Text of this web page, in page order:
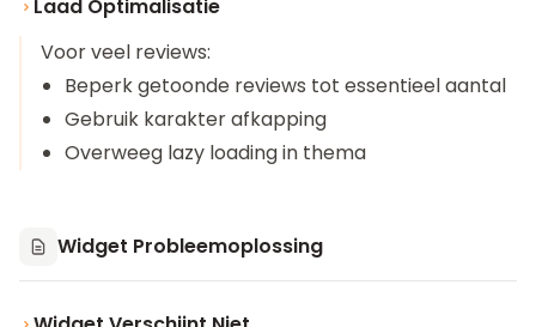
Laad Optimalisatie
Voor veel reviews:
Beperk getoonde reviews tot essentieel aantal
Gebruik karakter afkapping
Overweeg lazy loading in thema
Widget Probleemoplossing